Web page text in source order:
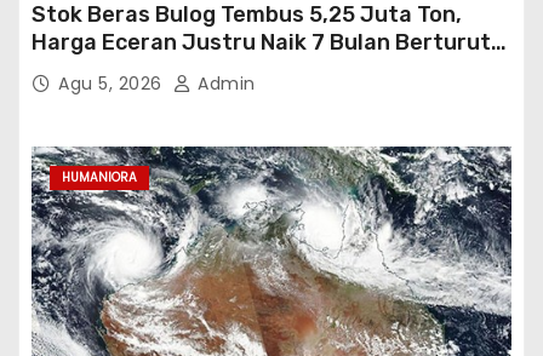
Stok Beras Bulog Tembus 5,25 Juta Ton,
Harga Eceran Justru Naik 7 Bulan Berturut-
TurutAgu 5, 2026 Admin
HUMANIORA